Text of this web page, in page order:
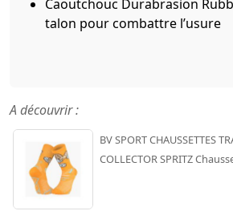
Caoutchouc Durabrasion
talon pour combattre l’usure
A découvrir :
BV SPORT CHAUSSETTES
COLLECTOR SPRITZ